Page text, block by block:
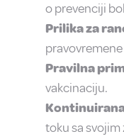
o prevenciji
Prilika za
Pravilna
vakcinaciju.
toku sa